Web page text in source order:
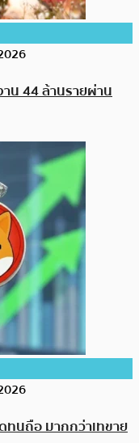
าน 44 ล้านรายผ่าน
ทนถือ มากกว่าเทขาย